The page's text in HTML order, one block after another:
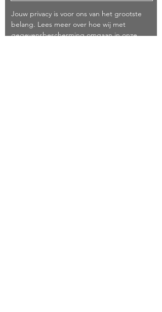
Jouw privacy is voor ons van het grootste
belang. Lees meer over hoe wij met
gegevensbescherming omgaan in onze